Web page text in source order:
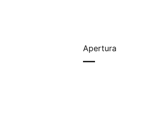
Apertura
—